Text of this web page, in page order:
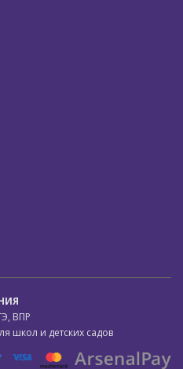
ВПР
школ и детских садов